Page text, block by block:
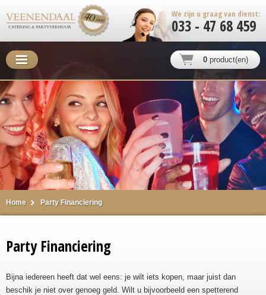
We zijn u graag van dienst:
033 - 47 68 459
0 product(en)
Home Party Financiering
Party Financiering
Bijna iedereen heeft dat wel eens: je wilt iets kopen, maar juist dan
beschik je niet over genoeg geld. Wilt u bijvoorbeeld een spetterend